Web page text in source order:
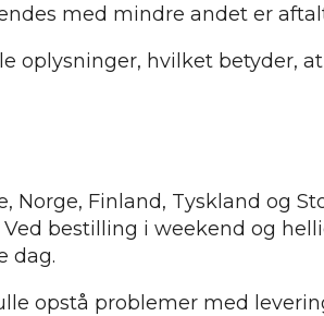
med mindre andet er
oplysninger, hvilket betyder,
Finland, Tyskland og
bestilling i weekend og
dag.
opstå problemer med